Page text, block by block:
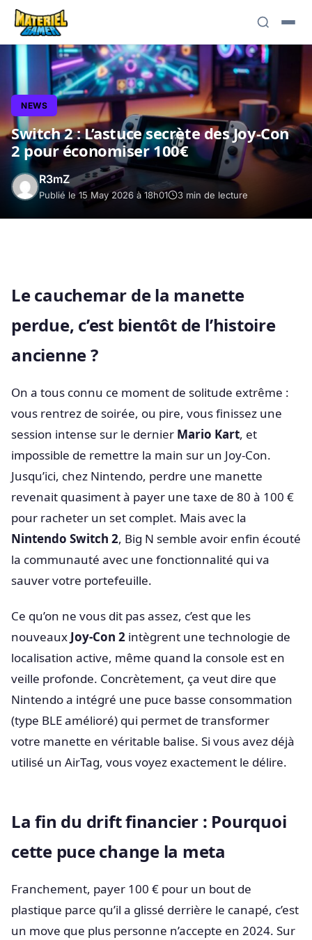
NEWS
Switch 2 : L’astuce secrète des Joy-Con
2 pour économiser 100€
R3mZ
Publié le 15 May 2026 à 18h01 3 min de lecture
Le cauchemar de la manette
perdue, c’est bientôt de l’histoire
ancienne ?
On a tous connu ce moment de solitude extrême :
vous rentrez de soirée, ou pire, vous finissez une
session intense sur le dernier Mario Kart, et
impossible de remettre la main sur un Joy-Con.
Jusqu’ici, chez Nintendo, perdre une manette
revenait quasiment à payer une taxe de 80 à 100 €
pour racheter un set complet. Mais avec la
Nintendo Switch 2, Big N semble avoir enfin écouté
la communauté avec une fonctionnalité qui va
sauver votre portefeuille.
Ce qu’on ne vous dit pas assez, c’est que les
nouveaux Joy-Con 2 intègrent une technologie de
localisation active, même quand la console est en
veille profonde. Concrètement, ça veut dire que
Nintendo a intégré une puce basse consommation
(type BLE amélioré) qui permet de transformer
votre manette en véritable balise. Si vous avez déjà
utilisé un AirTag, vous voyez exactement le délire.
La fin du drift financier : Pourquoi
cette puce change la meta
Franchement, payer 100 € pour un bout de
plastique parce qu’il a glissé derrière le canapé, c’est
un move que plus personne n’accepte en 2024. Sur